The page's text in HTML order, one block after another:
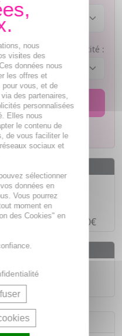
Quantité :
fraisà partir de 30€
55€
nous
visites des
données nous
les offres et
vous, et de
des partenaires,
personnalisées
Elles nous
le contenu de
de vous faciliter le
sociaux et
sélectionner
données en
Vous pourrez
moment en
des Cookies" en